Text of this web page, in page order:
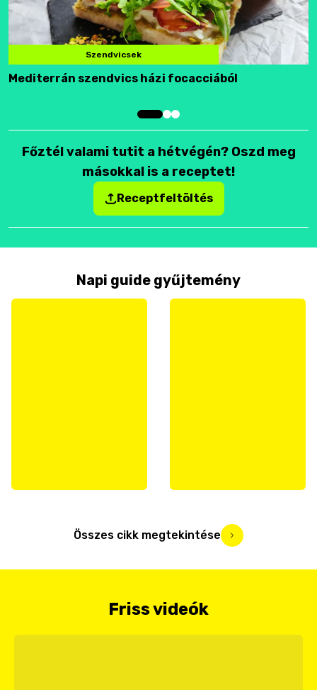
Szendvicsek
Mediterrán szendvics házi focacciából
Főztél valami tutit a hétvégén? Oszd meg
másokkal is a receptet!
Receptfeltöltés
Napi guide gyűjtemény
Összes cikk megtekintése
Friss videók